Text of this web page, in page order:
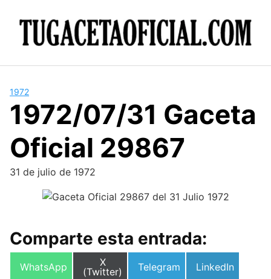
1972
1972/07/31 Gaceta
Oficial 29867
31 de julio de 1972
Comparte esta entrada:
Compartir
WhatsApp
Compartir
en
X
(Twitter)
Compartir
Telegram
Compartir
LinkedIn